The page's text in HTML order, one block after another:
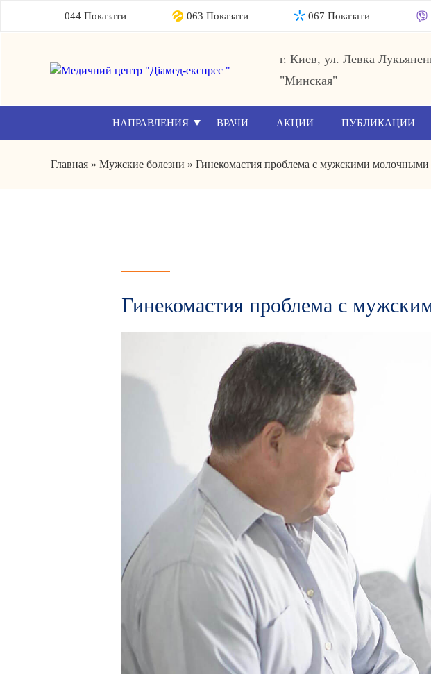
044 Показати 063 Показати 067 Показати
г. Киев, ул. Левка
"Минская"
НАПРАВЛЕНИЯ ВРАЧИ АКЦИИ ПУБЛИКАЦИИ
Главная » Мужские болезни » Гинекомастия проблема с мужскими молочными
Гинекомастия проблема с